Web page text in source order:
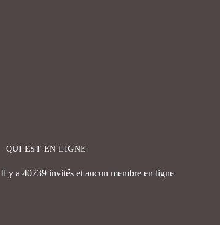
QUI EST EN LIGNE
Il y a 40739 invités et aucun membre en ligne